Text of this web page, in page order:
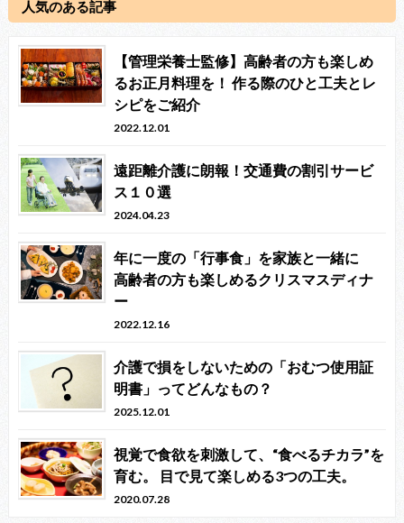
人気のある記事
【管理栄養士監修】高齢者の方も楽しめ
るお正月料理を！ 作る際のひと工夫とレ
シピをご紹介
2022.12.01
遠距離介護に朗報！交通費の割引サービ
ス１０選
2024.04.23
年に一度の「行事食」を家族と一緒に
高齢者の方も楽しめるクリスマスディナ
ー
2022.12.16
介護で損をしないための「おむつ使用証
明書」ってどんなもの？
2025.12.01
視覚で食欲を刺激して、“食べるチカラ”を
育む。 目で見て楽しめる3つの工夫。
2020.07.28